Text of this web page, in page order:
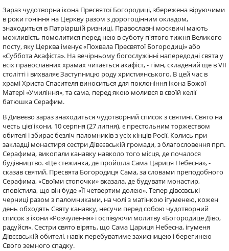
Зараз чудотворна ікона Пресвятої Богородиці, збережена віруючими
в роки гоніння на Церкву разом з дорогоцінним окладом,
знаходиться в Патріаршій ризниці. Православні москвичі мають
можливість помолитися перед нею в суботу п'ятого тижня Великого
посту, яку Церква іменує «Похвала Пресвятої Богородиці» або
«Суббота Акафіста». На вечірньому богослужінні напередодні свята у
всіх православних храмах читається акафіст, - гімн, складений ще в VII
столітті і вихваляє Заступницю роду християнського. В цей час в
храмі Христа Спасителя виноситься для поклоніння ікона Божої
Матері «Умиління», та сама, перед якою молився в своїй келії
батюшка Серафим.
В Дивеєво зараз знаходиться чудотворний список з святині. Свято на
честь цієї ікони, 10 серпня (27 липня), є престольним торжеством
обителі і збирає безліч паломників з усіх кінців Росії. Колись при
закладці монастиря сестри Дівєєвській громади, з благословення прп.
Серафима, викопали канавку навколо того місця, де почалося
будівництво. «Це стежинка, де пройшла Сама Цариця Небесна», -
сказав святий. Пресвята Богородиця Сама, за словами преподобного
Серафима, «Своїми стопочки» вказала, де будувати монастир,
сповістила, що він буде «Її четвертим долею». Тепер дівєєвські
черниці разом з паломниками, на чолі з матінкою ігуменею, кожен
день обходять Святу канавку, несучи перед собою чудотворний
список з ікони «Розчулення» і оспівуючи молитву «Богородице Діво,
радуйся». Сестри свято вірять, що Сама Цариця Небесна, ігуменя
Дівєєвській обителі, навік перебуватиме захисницею і берегинею
Свого земного спадку.